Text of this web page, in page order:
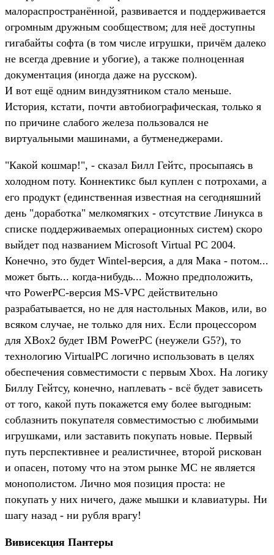
малораспространённой, развивается и поддерживается
огромным дружным сообществом; для неё доступны
гигабайты софта (в том числе игрушки, причём далеко
не всегда древние и убогие), а также полноценная
документация (иногда даже на русском).
И вот ещё одним виндузятником стало меньше.
История, кстати, почти автобиографическая, только я
по причине слабого железа пользовался не
виртуальными машинами, а бутменеджерами.
"Какой кошмар!", - сказал Билл Гейтс, просыпаясь в
холодном поту. Коннектикс был куплен с потрохами, а
его продукт (единственная известная на сегодняшний
день "доработка" мелкомягких - отсутствие Линукса в
списке поддерживаемых операционных систем) скоро
выйдет под названием Microsoft Virtual PC 2004.
Конечно, это будет Wintel-версия, а для Мака - потом...
может быть... когда-нибудь... Можно предположить,
что PowerPC-версия MS-VPC действительно
разрабатывается, но не для настольных Маков, или, во
всяком случае, не только для них. Если процессором
для XBox2 будет IBM PowerPC (неужели G5?), то
технологию VirtualPC логично использовать в целях
обеспечения совместимости с первым Xbox. На логику
Биллу Гейтсу, конечно, наплевать - всё будет зависеть
от того, какой путь покажется ему более выгодным:
соблазнить покупателя совместимостью с любимыми
игрушками, или заставить покупать новые. Первый
путь перспективнее и реалистичнее, второй рискован
и опасен, потому что на этом рынке МС не является
монополистом. Лично моя позиция проста: не
покупать у них ничего, даже мышки и клавиатуры. Ни
шагу назад - ни рубля врагу!
Вивисекция Пантеры